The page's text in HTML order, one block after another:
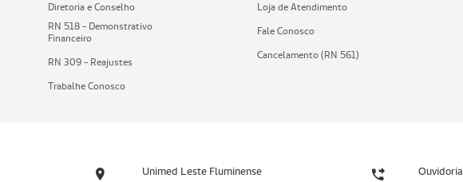
Diretoria e Conselho
RN 518 - Demonstrativo
Financeiro
RN 309 - Reajustes
Trabalhe Conosco
Loja de Atendimento
Fale Conosco
Cancelamento (RN 561)
Unimed Leste Fluminense Ouvidoria